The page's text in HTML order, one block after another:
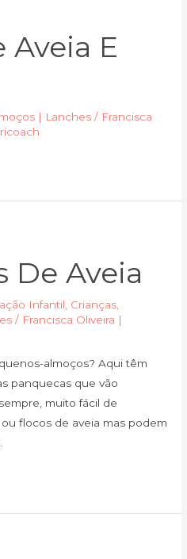
Aveia E
| Lanches / Francisca
De Aveia
Infantil Crianças
/ Francisca Oliveira |
almoços? Aqui têm
panquecas que vão
muito fácil de
flocos de aveia mas podem